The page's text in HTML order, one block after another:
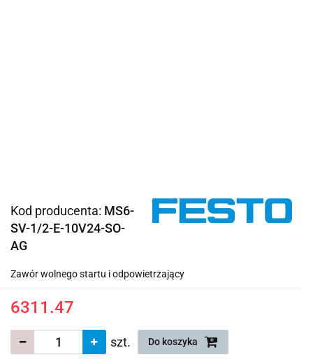
Kod producenta: MS6-
SV-1/2-E-10V24-SO-
AG
Zawór wolnego startu i odpowietrzający
6311.47
szt. Do koszyka